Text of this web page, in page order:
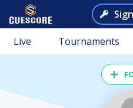
Live Tournaments